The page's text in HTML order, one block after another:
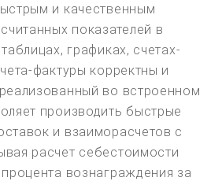
и качественным
показателей в
графиках, счетах-
фактуры корректны и
во встроенном
производить быстрые
и взаиморасчетов с
расчет себестоимости
вознаграждения за